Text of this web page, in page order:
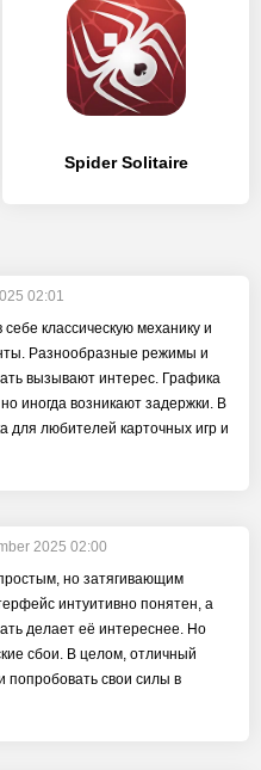
Spider Solitaire
02:01
себе классическую механику и
Разнообразные режимы и
вызывают интерес. Графика
иногда возникают задержки. В
для любителей карточных игр и
2025 02:00
но затягивающим
интуитивно понятен, а
делает её интереснее. Но
сбои. В целом, отличный
попробовать свои силы в